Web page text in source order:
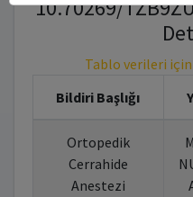
10.70269/
Tablo verileri için
Bildiri Başlığı
Ortopedik
Cerrahide
Anestezi